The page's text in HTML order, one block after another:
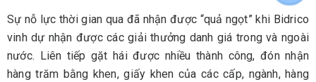
Sự nỗ lực thời gian qua đã nhận được “quả ngọt” khi Bidrico
vinh dự nhận được các giải thưởng danh giá trong và ngoài
nước. Liên tiếp gặt hái được nhiều thành công, đón nhận
hàng trăm bằng khen, giấy khen của các cấp, ngành, hàng